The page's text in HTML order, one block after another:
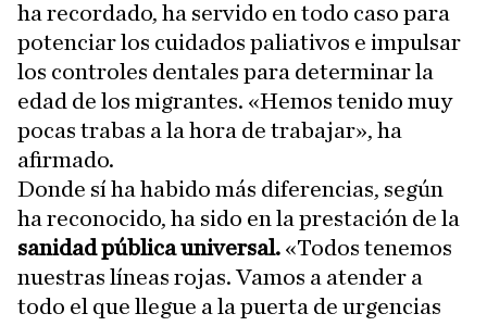
ha recordado, ha servido en todo caso para
potenciar los cuidados paliativos e impulsar
los controles dentales para determinar la
edad de los migrantes. «Hemos tenido muy
pocas trabas a la hora de trabajar», ha
afirmado.
Donde sí ha habido más diferencias, según
ha reconocido, ha sido en la prestación de la
sanidad pública universal. «Todos tenemos
nuestras líneas rojas. Vamos a atender a
todo el que llegue a la puerta de urgencias